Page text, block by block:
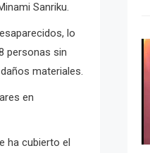
Sanriku.
lo
personas sin
materiales.
en
ha cubierto el